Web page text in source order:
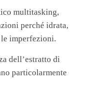
multitasking,
perché idrata,
le imperfezioni.
dell’estratto di
particolarmente